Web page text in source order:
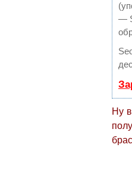
—
Ну